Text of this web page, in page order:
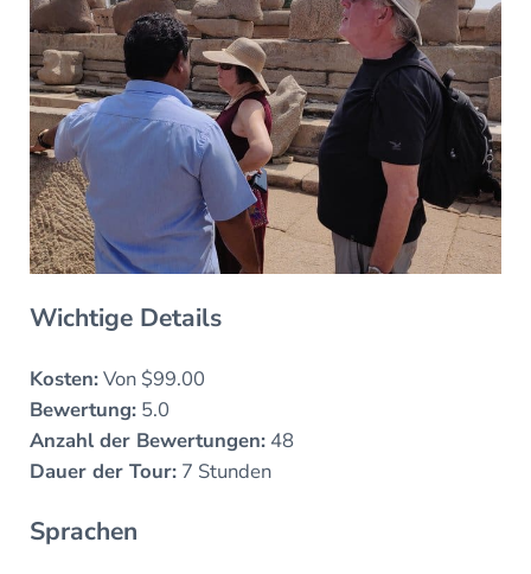
Wichtige Details
Kosten:Von $99.00
Bewertung:5.0
Anzahl der Bewertungen:48
Dauer der Tour:7 Stunden
Sprachen